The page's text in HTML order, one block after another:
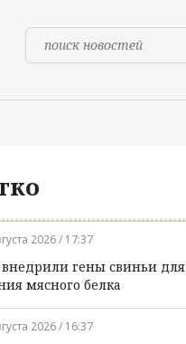
2026 / 17:37
внедрили гены свиньи для
мясного белка
2026 / 16:37